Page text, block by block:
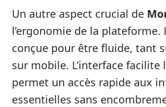
Un autre aspect crucial de
l’ergonomie de la plateforme.
conçue pour être fluide, tant
sur mobile. L’interface facilite
permet un accès rapide aux
essentielles sans